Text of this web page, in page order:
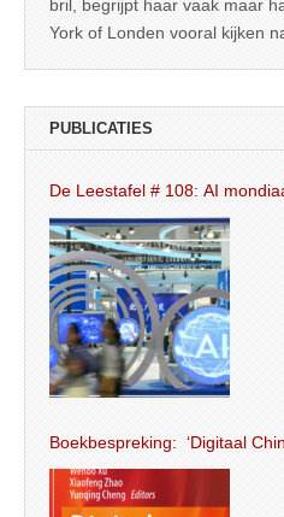
bril, begrijpt haar vaak maar
York of Londen vooral kijken
PUBLICATIES
De Leestafel #
Boekbespreking: ‘Digitaal